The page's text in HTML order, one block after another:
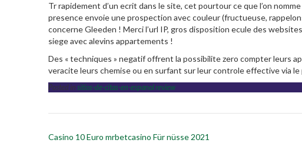
Tr rapidement d’un ecrit dans le site, cet pourtour ce que l’on
presence envoie une prospection avec couleur (fructueuse,
concerne Gleeden ! Merci l’url IP, gros disposition ecule des
siege avec alevins appartements !
Des « techniques » negatif offrent la possibilite zero compter leurs
veracite leurs chemise ou en surfant sur leur controle effective via
Posted in sitios-de-citas-en-espanol review
Post
Casino 10 Euro mrbetcasino Für nüsse 2021